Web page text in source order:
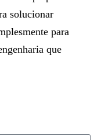
solucionar
para
que